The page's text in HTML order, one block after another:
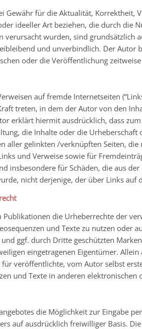
Gewähr für die Aktualität, Korrektheit,
ideeller Art beziehen, die durch
wurden, sind grundsätzlich
und unverbindlich. Der Autor
oder die Veröffentlichung
auf fremde Internetseiten
treten, in dem der Autor von den
erklärt hiermit ausdrücklich, dass
die Inhalte oder die
aller gelinkten /verknüpften Seiten,
und Verweise sowie für
insbesondere für Schäden, die aus
nicht derjenige, der über Links
die Urheberrechte der
und Texte zu nutzen oder
ggf. durch Dritte geschützten
eingetragenen Eigentümer.
für veröffentlichte, vom Autor selbst
und Texte in anderen
die Möglichkeit zur Eingabe
auf ausdrücklich freiwilliger Basis.